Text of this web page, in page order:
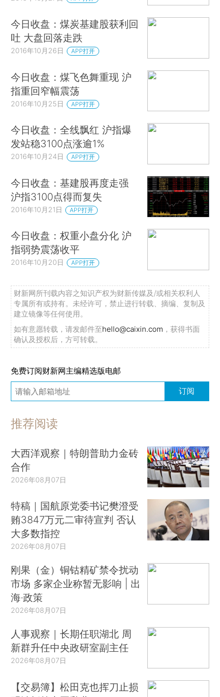
今日收盘：煤炭基建股获利回
吐 大盘回落走跌
2016年10月26日 APP打开
今日收盘：煤飞色舞重现 沪
指重回窄幅震荡
2016年10月25日 APP打开
今日收盘：全线飘红 沪指爆
发站稳3100点涨逾1%
2016年10月24日 APP打开
今日收盘：基建股再度走强
沪指3100点得而复失
2016年10月21日 APP打开
今日收盘：权重小盘分化 沪
指弱势震荡收平
2016年10月20日 APP打开
财新网所刊载内容之知识产权为财新传媒及/或相关权利人
专属所有或持有。未经许可，禁止进行转载、摘编、复制及
建立镜像等任何使用。
如有意愿转载，请发邮件至hello@caixin.com ，获得书面
确认及授权后，方可转载。
免费订阅财新网主编精选版电邮
订阅
推荐阅读
大西洋观察｜特朗普助力金砖
合作
2026年08月07日
特稿｜国航原党委书记樊澄受
贿3847万元二审待宣判 否认
大多数指控
2026年08月07日
刚果（金）铜钴精矿禁令扰动
市场 多家企业称暂无影响 | 出
海·政策
2026年08月07日
人事观察｜长期任职湖北 周
新群升任中央政研室副主任
2026年08月07日
【交易簿】松田克也挥刀止损